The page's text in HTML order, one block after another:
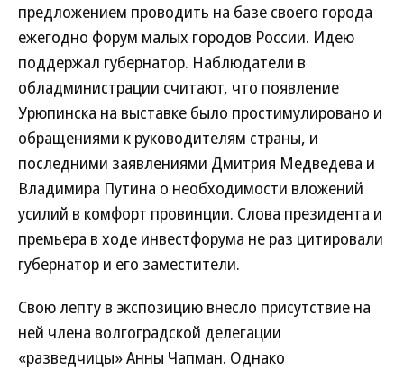
предложением проводить на базе своего города
ежегодно форум малых городов России. Идею
поддержал губернатор. Наблюдатели в
обладминистрации считают, что появление
Урюпинска на выставке было простимулировано и
обращениями к руководителям страны, и
последними заявлениями Дмитрия Медведева и
Владимира Путина о необходимости вложений
усилий в комфорт провинции. Слова президента и
премьера в ходе инвестфорума не раз цитировали
губернатор и его заместители.
Свою лепту в экспозицию внесло присутствие на
ней члена волгоградской делегации
«разведчицы» Анны Чапман. Однако